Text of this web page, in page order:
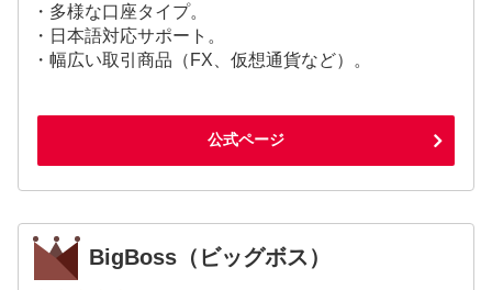
・多様な口座タイプ。
・日本語対応サポート。
・幅広い取引商品（FX、仮想通貨など）。
公式ページ
BigBoss（ビッグボス）